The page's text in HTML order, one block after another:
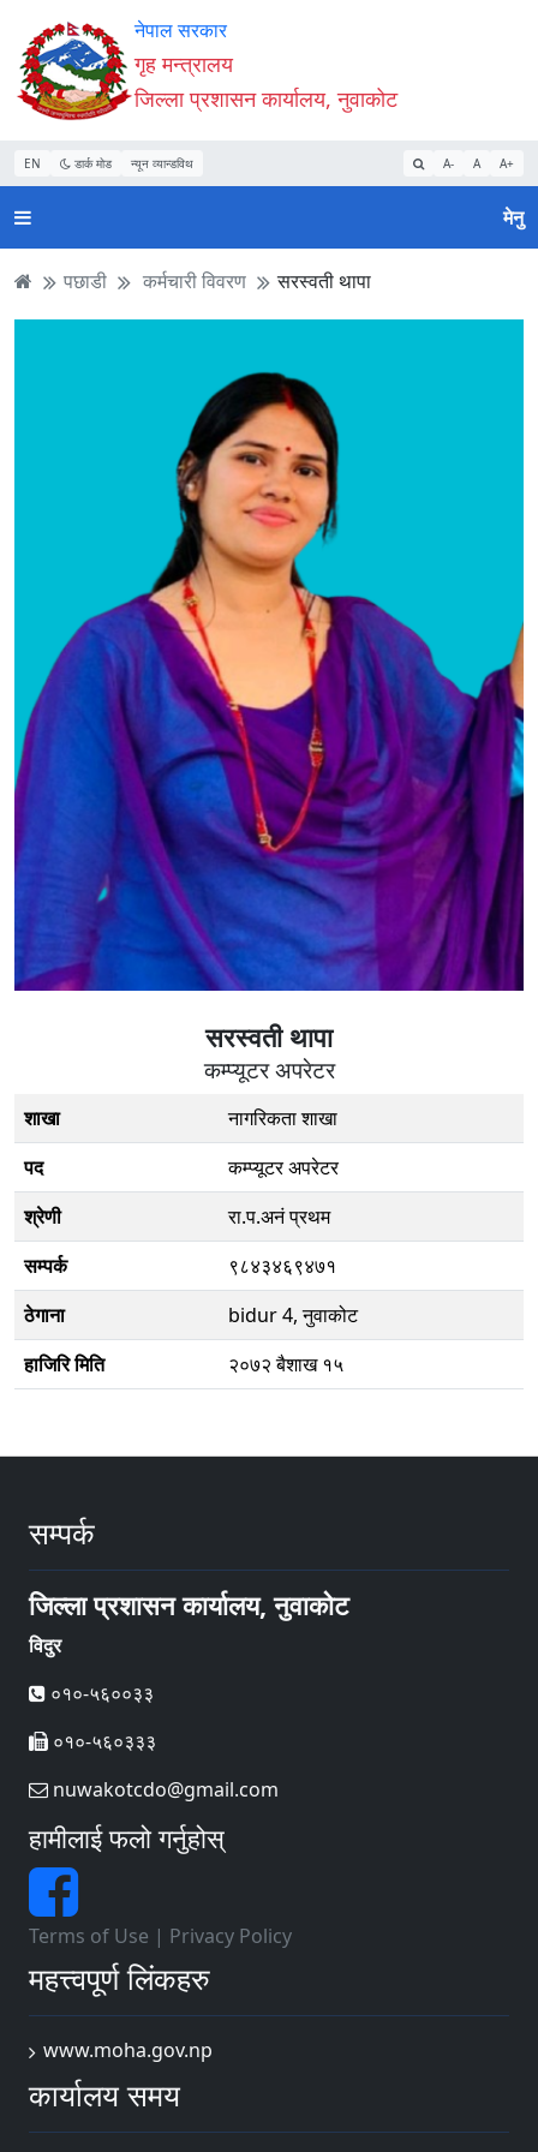
Accessibility
Mode
सुरु
गर्नुहोस्
सामाग्री
पढ्नुहाेस्
नेभिगेसन
पढ्नुहाेस्
वेबसाइट
खोजमा
जानुहोस्
नेपाल सरकार
गृह मन्त्रालय
जिल्ला प्रशासन कार्यालय, नुवाकोट
EN डार्क मोड न्यून व्यान्डविथ A- A A+
मेनु
पछाडी कर्मचारी विवरण सरस्वती थापा
सरस्वती थापा
कम्प्यूटर अपरेटर
शाखा
नागरिकता शाखा
पद
कम्प्यूटर अपरेटर
श्रेणी
रा.प.अनं प्रथम
सम्पर्क
९८४३४६९४७१
ठेगाना
bidur 4, नुवाकोट
हाजिरि मिति
२०७२ बैशाख १५
सम्पर्क
जिल्ला प्रशासन कार्यालय, नुवाकोट
विदुर
०१०-५६००३३
०१०-५६०३३३
nuwakotcdo@gmail.com
हामीलाई फलो गर्नुहोस्
Terms of Use | Privacy Policy
महत्त्वपूर्ण लिंकहरु
www.moha.gov.np
कार्यालय समय